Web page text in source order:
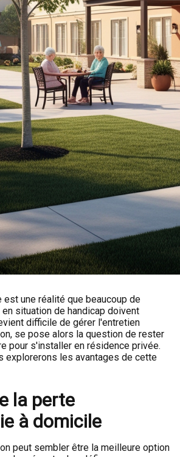
est une réalité que beaucoup de
situation de handicap doivent
difficile de gérer l'entretien
se pose alors la question de rester
pour s'installer en résidence privée.
explorerons les avantages de cette
la perte
à domicile
peut sembler être la meilleure option